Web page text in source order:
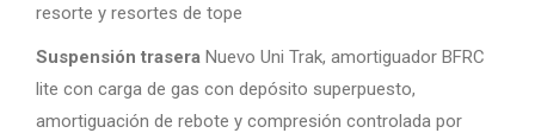
resorte y resortes de tope
Suspensión trasera Nuevo Uni Trak, amortiguador BFRC
lite con carga de gas con depósito superpuesto,
amortiguación de rebote y compresión controlada por